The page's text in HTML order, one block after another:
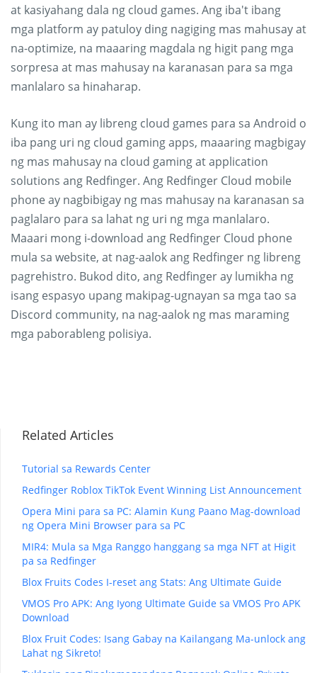
at kasiyahang dala ng cloud games. Ang iba't ibang
mga platform ay patuloy ding nagiging mas mahusay at
na-optimize, na maaaring magdala ng higit pang mga
sorpresa at mas mahusay na karanasan para sa mga
manlalaro sa hinaharap.
Kung ito man ay libreng cloud games para sa Android o
iba pang uri ng cloud gaming apps, maaaring magbigay
ng mas mahusay na cloud gaming at application
solutions ang Redfinger. Ang Redfinger Cloud mobile
phone ay nagbibigay ng mas mahusay na karanasan sa
paglalaro para sa lahat ng uri ng mga manlalaro.
Maaari mong i-download ang Redfinger Cloud phone
mula sa website, at nag-aalok ang Redfinger ng libreng
pagrehistro. Bukod dito, ang Redfinger ay lumikha ng
isang espasyo upang makipag-ugnayan sa mga tao sa
Discord community, na nag-aalok ng mas maraming
mga paborableng polisiya.
Related Articles
Tutorial sa Rewards Center
Redfinger Roblox TikTok Event Winning List Announcement
Opera Mini para sa PC: Alamin Kung Paano Mag-download
ng Opera Mini Browser para sa PC
MIR4: Mula sa Mga Ranggo hanggang sa mga NFT at Higit
pa sa Redfinger
Blox Fruits Codes I-reset ang Stats: Ang Ultimate Guide
VMOS Pro APK: Ang Iyong Ultimate Guide sa VMOS Pro APK
Download
Blox Fruit Codes: Isang Gabay na Kailangang Ma-unlock ang
Lahat ng Sikreto!